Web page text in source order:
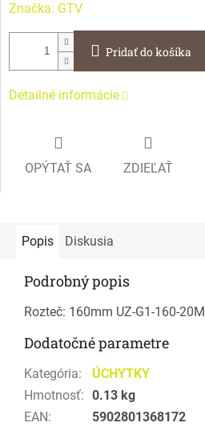
Značka: GTV
Pridať do košíka
Detailné informácie
OPÝTAŤ SA ZDIEĽAŤ
Popis Diskusia
Podrobný popis
Rozteč: 160mm UZ-G1-160-20M
Dodatočné parametre
Kategória:
ÚCHYTKY
Hmotnosť: 0.13 kg
EAN: 5902801368172